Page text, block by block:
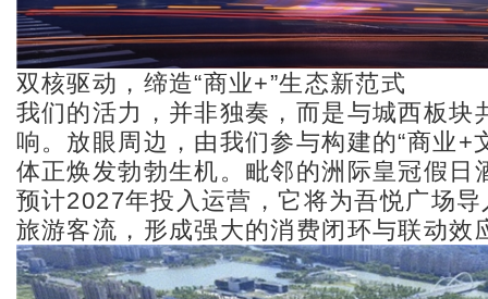
双核驱动，缔造“商业+”生态新范式
我们的活力，并非独奏，而是与城西板块
响。放眼周边，由我们参与构建的“商业+
体正焕发勃勃生机。毗邻的洲际皇冠假日
预计2027年投入运营，它将为吾悦广场
旅游客流，形成强大的消费闭环与联动效